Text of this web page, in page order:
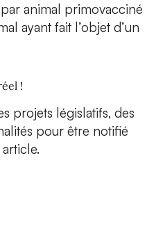
animal primovacciné
ayant fait l’objet d’un
!
projets législatifs, des
pour être notifié